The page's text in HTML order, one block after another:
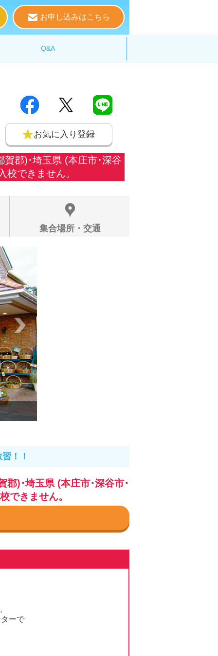
お申し込みはこちら
Q&A
お気に入り登録
郡)･埼玉県 (本庄市･深谷
できません。
集合場所・交通
！！
郡)･埼玉県 (本庄市･深谷市･
できません。
ーで